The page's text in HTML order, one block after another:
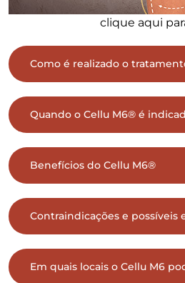
clique aqui
Como é realizado o
Quando o Cellu M6® é
Benefícios do Cellu M6®
Contraindicações e possíveis
Em quais locais o Cellu M6